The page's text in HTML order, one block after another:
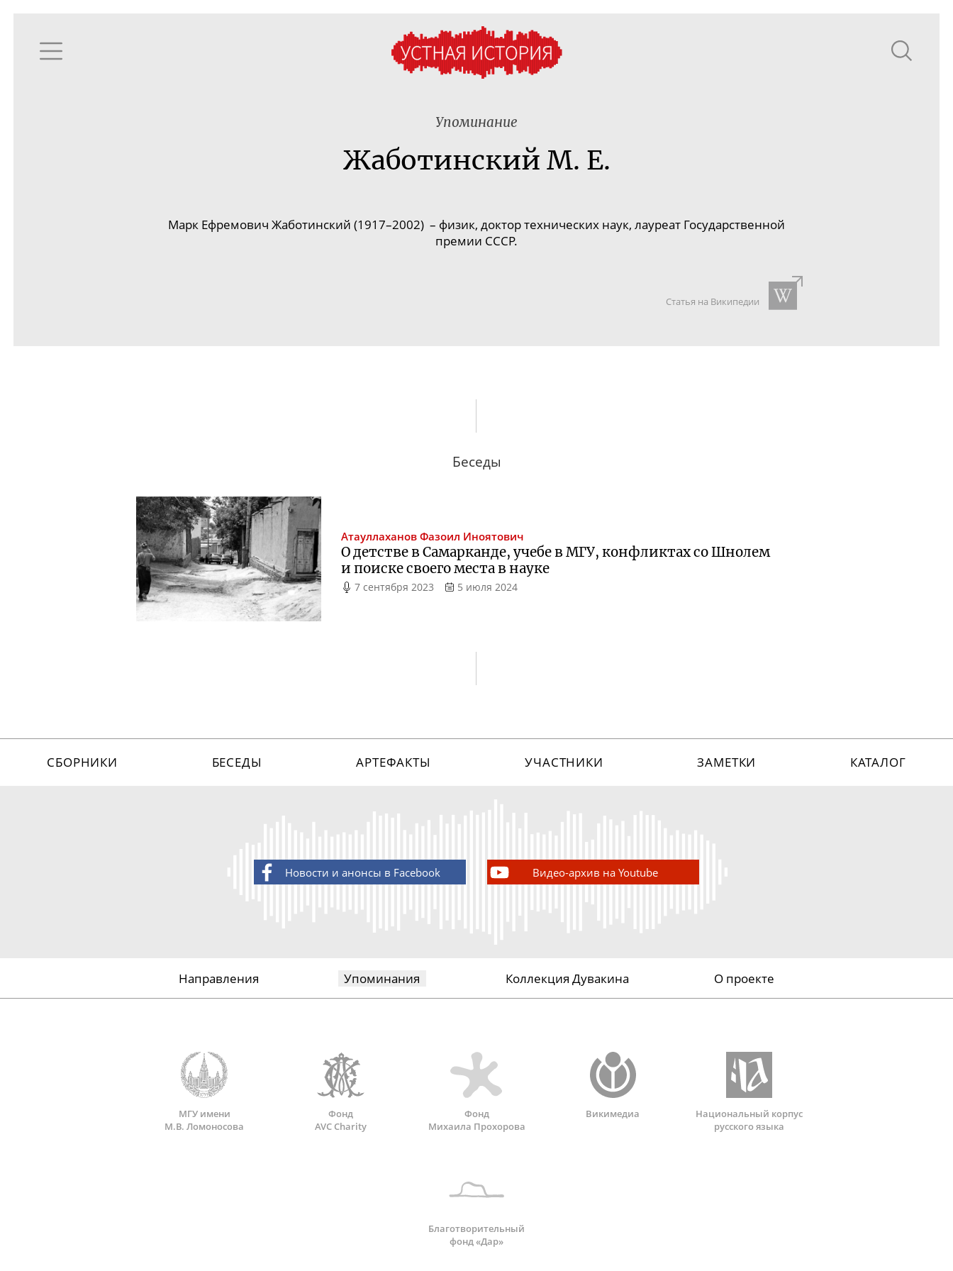
Упоминание
Жаботинский М. Е.
Марк Ефремович Жаботинский (1917–2002) – физик, доктор технических наук, лауреат Государственной
премии СССР.
Статья на Википедии
Беседы
Атауллаханов Фазоил Иноятович
О детстве в Самарканде, учебе в МГУ, конфликтах со Шнолем
и поиске своего места в науке
7 сентября 2023 5 июля 2024
СБОРНИКИ БЕСЕДЫ АРТЕФАКТЫ УЧАСТНИКИ ЗАМЕТКИ КАТАЛОГ
Новости и анонсы в Facebook Видео-архив на Youtube
Направления Упоминания Коллекция Дувакина О проекте
МГУ имени
М.В. Ломоносова
Фонд
AVC Charity
Фонд
Михаила Прохорова
Викимедиа
Национальный корпус
русского языка
Благотворительный
фонд «Дар»